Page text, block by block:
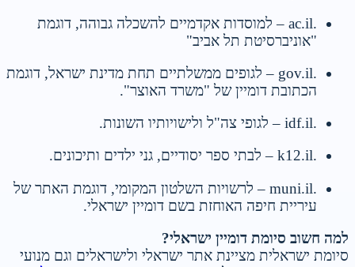
.ac.il – למוסדות אקדמיים להשכלה גבוהה, דוגמת
"אוניברסיטת תל אביב"
.gov.il – לגופים ממשלתיים תחת מדינת ישראל, דוגמת
הכתובת דומיין של "משרד האוצר".
.idf.il – לגופי צה"ל ולישויותיו השונות.
.k12.il – לבתי ספר יסודיים, גני ילדים ותיכונים.
.muni.il – לרשויות השלטון המקומי, דוגמת האתר של
עיריית חיפה האוחזת בשם דומיין ישראלי.
למה חשוב סיומת דומיין ישראלי?
סיומת ישראלית מציינת אתר ישראלי ולישראלים וגם מנועי